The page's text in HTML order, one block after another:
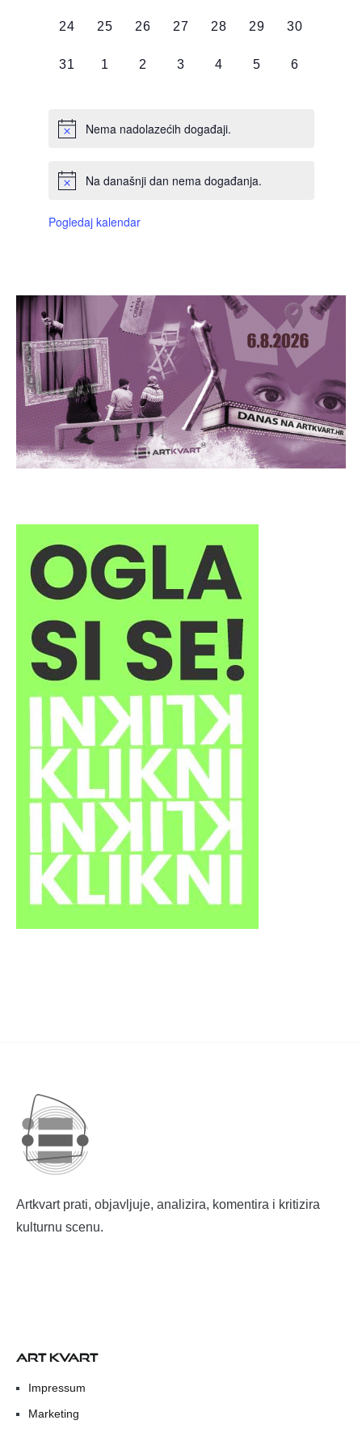
0
24
0
25
0
26
0
27
0
28
0
29
0
30
0
31
0
1
0
2
0
3
0
4
0
5
0
6
Nema nadolazećih događaji.
Na današnji dan nema događanja.
Pogledaj kalendar
Artkvart prati, objavljuje, analizira, komentira i kritizira
kulturnu scenu.
ART KVART
Impressum
Marketing